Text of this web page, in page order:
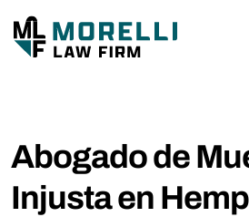
Abogado de
Injusta en